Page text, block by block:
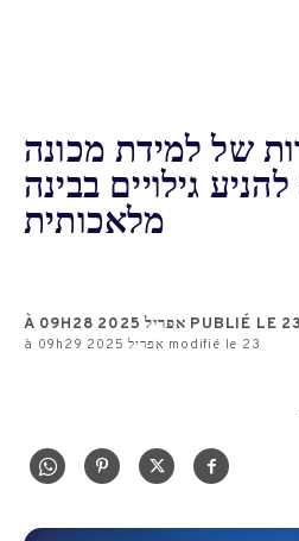
של למידת מכונה
גילויים בבינה
מלאכותית
PUBLIÉ LE 23 אפריל 2025 À 09H28
modifié le 23 אפריל 2025 à 09h29